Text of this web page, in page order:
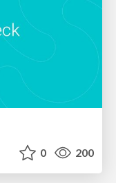
0 200